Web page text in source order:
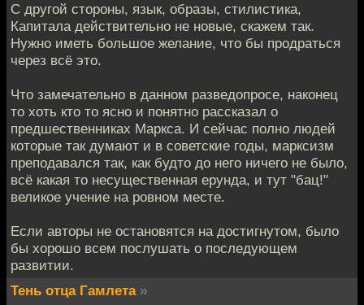
С другой стороны, язык, образы, стилистика,
Капитала действительно не новые, скажем так.
Нужно иметь большое желание, что бы продраться
через всё это.
Что замечательно в данном разведопросе, наконец
то хоть кто то ясно и понятно рассказал о
предшественниках Маркса. И сейчас полно людей
которые так думают и в советские годы, марксизм
преподавался так, как будто до него ничего не было,
всё какая то несущественная ерунда, и тут "бац!"
великое учение на ровном месте.
Если авторы не остановятся на достигнутом, было
бы хорошо всем послушать о последующем
развитии.
Тень отца Гамлета »